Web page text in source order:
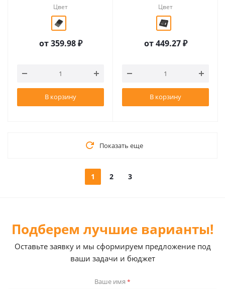
Цвет
от359.98 ₽
В корзину
Цвет
от449.27 ₽
В корзину
Показать еще
1 2 3
Подберем лучшие варианты!
Оставьте заявку и мы сформируем предложение под
ваши задачи и бюджет
Ваше имя *